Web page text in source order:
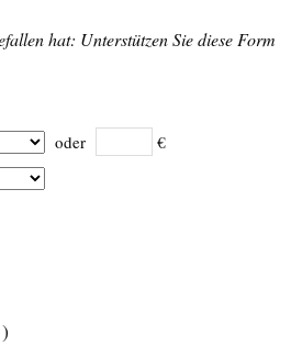
hat: Unterstützen Sie diese Form
oder €